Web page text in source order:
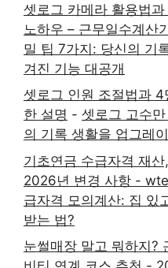
셋로그 카메라 활용법
노하우 – 근무일수계산
밀 팁 7가지: 당신의 기
겨진 기능 대공개
셋로그 인원 조절법과
한 설명 - 셋로그 고수
의 기록 생활을 업그레
기초연금 수급자격 재
2026년 변경 사항 -
급자격 모의계산: 집 있
받는 법?
눈썰매장 말고 뭐하지?